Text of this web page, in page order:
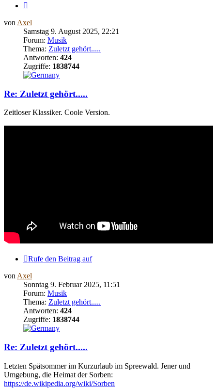
von Axel
Samstag 9. August 2025, 22:21
Forum: Musik
Thema: Zuletzt gehört.....
Antworten: 424
Zugriffe: 1838744
Re: Zuletzt gehört.....
Zeitloser Klassiker. Coole Version.
Rufe den Beitrag auf
vonAxel
Sonntag 9. Februar 2025, 11:51
Forum: Musik
Thema: Zuletzt gehört.....
Antworten: 424
Zugriffe: 1838744
Re: Zuletzt gehört.....
Letzten Spätsommer im Kurzurlaub im Spreewald. Jener und
Umgebung, die Heimat der Sorben:
https://de.wikipedia.org/wiki/Sorben